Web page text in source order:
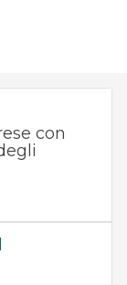
con